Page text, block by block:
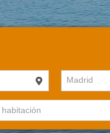
Madrid